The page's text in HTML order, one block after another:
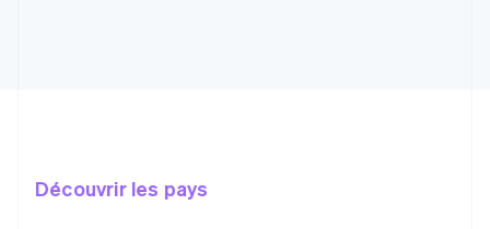
Découvrir les pays